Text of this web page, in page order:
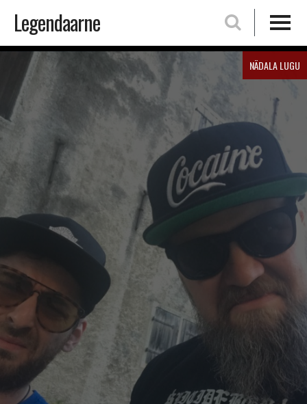
Skip
content
Legendaarne
NÄDALA LUGU